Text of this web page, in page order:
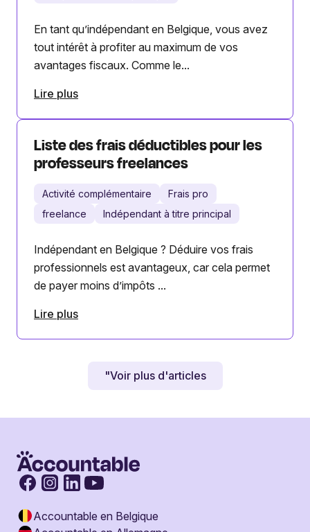
En tant qu’indépendant en Belgique, vous avez
tout intérêt à profiter au maximum de vos
avantages fiscaux. Comme le...
Lire plus
Liste des frais déductibles pour les
professeurs freelances
Activité complémentaire
Frais pro
freelance
Indépendant à titre principal
Indépendant en Belgique ? Déduire vos frais
professionnels est avantageux, car cela permet
de payer moins d’impôts ...
Lire plus
"Voir plus d'articles
Accountable en Belgique